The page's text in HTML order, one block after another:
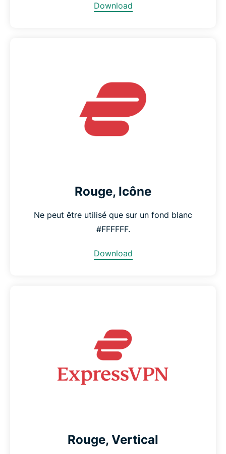
Download
Rouge, Icône
Ne peut être utilisé que sur un fond blanc
#FFFFFF.
Download
Rouge, Vertical